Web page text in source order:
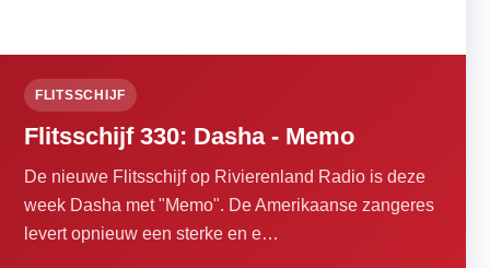
FLITSSCHIJF
Flitsschijf 330: Dasha - Memo
De nieuwe Flitsschijf op Rivierenland Radio is deze
week Dasha met "Memo". De Amerikaanse zangeres
levert opnieuw een sterke en e…